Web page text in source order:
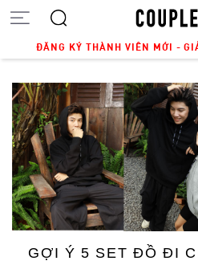
ĐĂNG KÝ THÀNH VIÊN MỚI -
GỢI Ý 5 SET ĐỒ ĐI